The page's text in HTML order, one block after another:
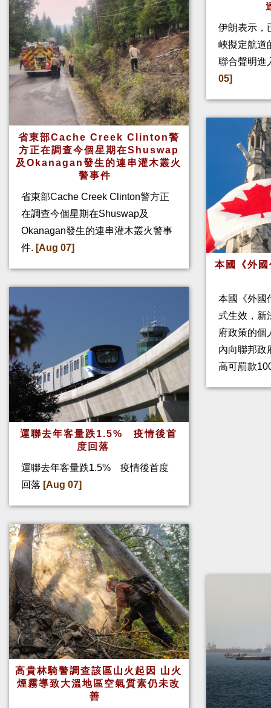
省東部Cache Creek Clinton警
方正在調查今個星期在Shuswap
及Okanagan發生的連串灌木叢火
警事件
省東部Cache Creek Clinton警方正
在調查今個星期在Shuswap及
Okanagan發生的連串灌木叢火警事
件. [Aug 07]
運聯去年客量跌1.5% 疫情後首
度回落
運聯去年客量跌1.5% 疫情後首度
回落 [Aug 07]
高貴林騎警調查該區山火起因 山火
煙霧導致大溫地區空氣質素仍未改
善
伊朗表示，
峽擬定航道
聯合聲明進
05]
本國《外
本國《外國
式生效，新
府政策的個
內向聯邦政
高可罰款